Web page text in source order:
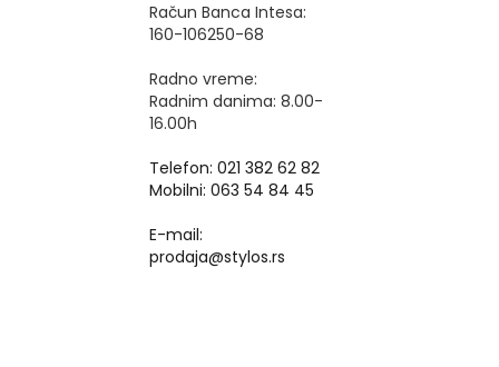
Račun Banca Intesa:
160-106250-68
Radno vreme:
Radnim danima: 8.00-
16.00h
Telefon: 021 382 62 82
Mobilni: 063 54 84 45
E-mail:
prodaja@stylos.rs